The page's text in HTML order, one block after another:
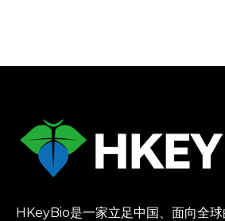
HKeyBio是一家立足中国、面向全